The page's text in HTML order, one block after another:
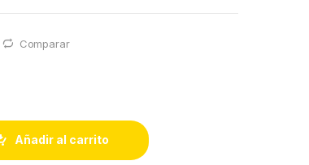
Comparar
Añadir al carrito